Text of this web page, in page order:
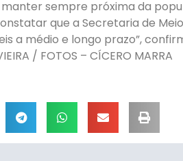
sempre próxima da
que a Secretaria de
a médio e longo prazo”,
/ FOTOS – CÍCERO MARRA